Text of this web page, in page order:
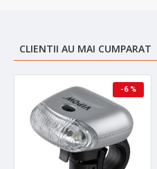
CLIENTII AU MAI CUMPARAT
-6 %